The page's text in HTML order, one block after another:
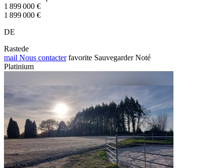
1 899 000 €
1 899 000 €
DE
Rastede
mail Nous contacter favorite Sauvegarder Noté
Platinium